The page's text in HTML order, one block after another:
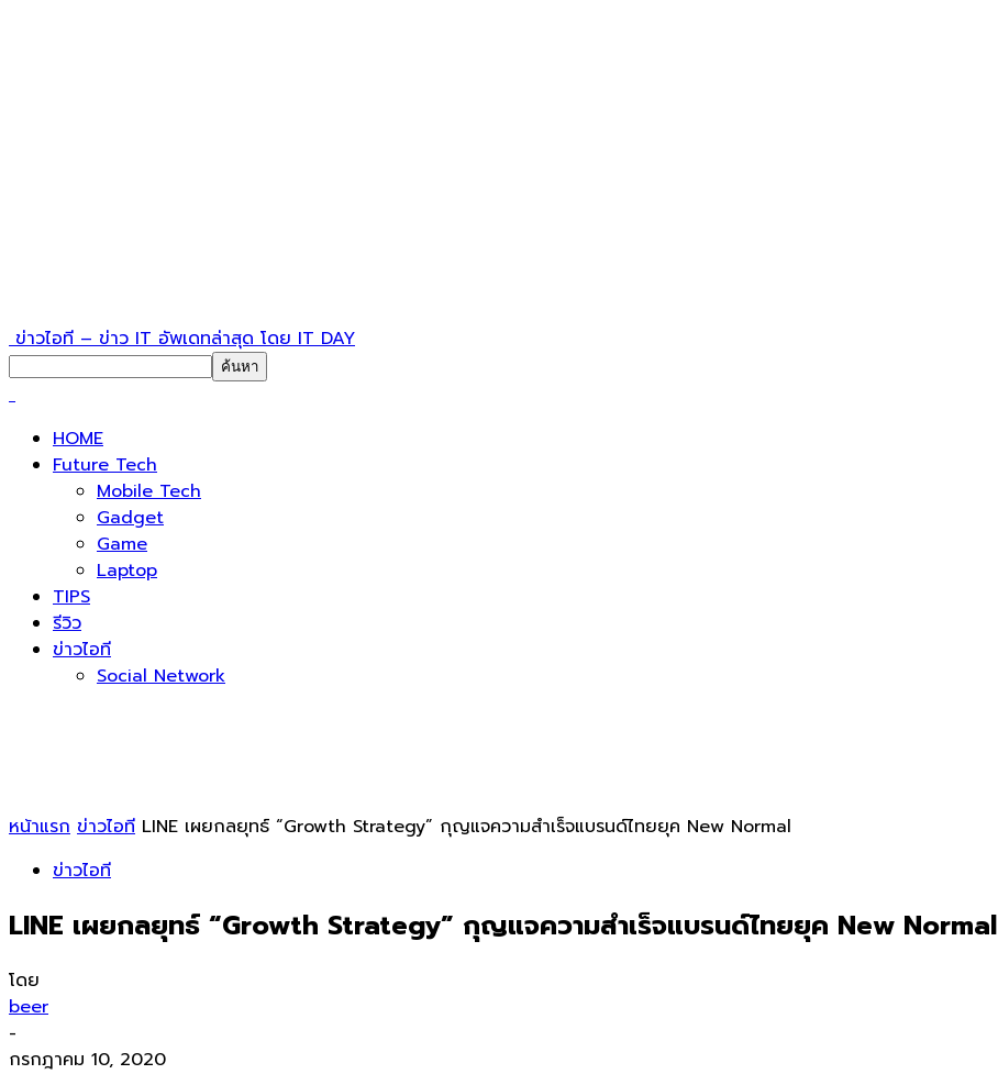
ข่าวไอที – ข่าว IT อัพเดทล่าสุด โดย IT DAY
HOME
Future Tech
Mobile Tech
Gadget
Game
Laptop
TIPS
รีวิว
ข่าวไอที
Social Network
หน้าแรก ข่าวไอที LINE เผยกลยุทธ์ “Growth Strategy” กุญแจความสำเร็จแบรนด์ไทยยุค New Normal
ข่าวไอที
LINE เผยกลยุทธ์ “Growth Strategy” กุญแจความสำเร็จแบรนด์ไทยยุค New Normal
โดย
beer
-
กรกฎาคม 10, 2020